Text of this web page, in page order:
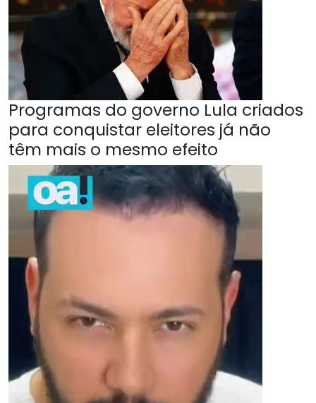
Programas do governo Lula criados
para conquistar eleitores já não
têm mais o mesmo efeito